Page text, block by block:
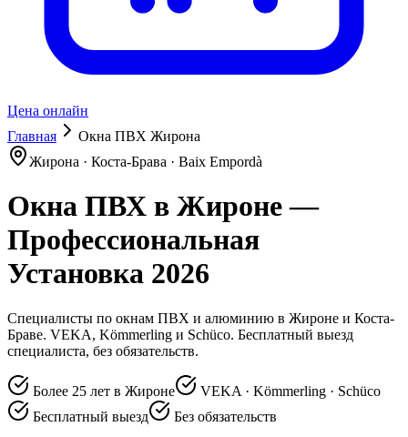
Цена онлайн
Главная
Окна ПВХ Жирона
Жирона · Коста-Брава · Baix Empordà
Окна ПВХ в Жироне —
Профессиональная
Установка 2026
Специалисты по окнам ПВХ и алюминию в Жироне и Коста-
Браве. VEKA, Kömmerling и Schüco. Бесплатный выезд
специалиста, без обязательств.
Более 25 лет в Жироне
VEKA · Kömmerling · Schüco
Бесплатный выезд
Без обязательств